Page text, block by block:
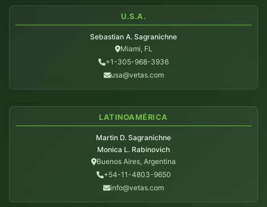
U.S.A.
Sebastian A. Sagranichne
Miami, FL
+1-305-968-3936
usa@vetas.com
LATINOAMÉRICA
Martin D. Sagranichne
Monica L. Rabinovich
Buenos Aires, Argentina
+54-11-4803-9650
info@vetas.com